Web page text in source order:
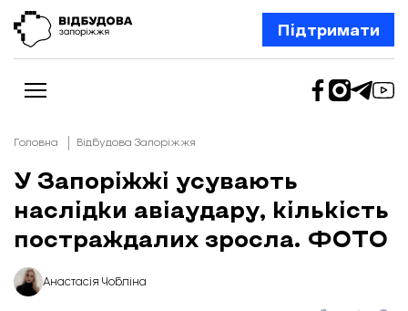
Підтримати
Новини
Відбудова Запоріжжя
Ексклюзив
Шлях додому
Відбудова. Життя
Головна Відбудова Запоріжжя
У Запоріжжі усувають
наслідки авіаудару, кількість
постраждалих зросла. ФОТО
Анастасія Чобліна